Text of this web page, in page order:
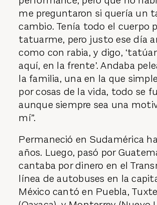
me preguntaron si quería un
cambio. Tenía todo el cuerpo
tatuarme, pero justo ese día
como con rabia, y digo,
aquí, en la frente’. Andaba
la familia, una en la que
por cosas de la vida, todo se
aunque siempre sea una
mí”.
Permaneció en Sudamérica
años. Luego, pasó por
cantaba por dinero en el
línea de autobuses en la
México cantó en Puebla,